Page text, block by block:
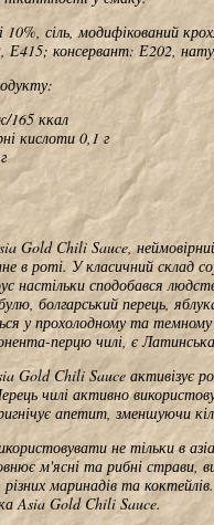
10%, сіль, модифікований
Е415; консервант: Е202,
165 ккал
кислоти 0,1 г
Gold Chili Sauce,
в роті. У класичний склад
настільки сподобався
болгарський перець,
у прохолодному та
перцю чилі, є
Gold Chili Sauce активізує
чилі активно
апетит, зменшуючи
не тільки в
м'ясні та рибні страви,
маринадів та
Asia Gold Chili Sauce.